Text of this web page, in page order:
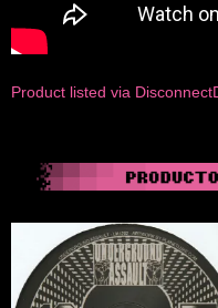
Product listed via Disconnect